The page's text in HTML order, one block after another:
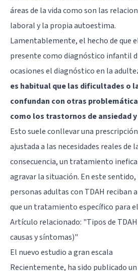
áreas de la vida como son las
laboral y la propia autoestima.
Lamentablemente, el hecho de que
presente como diagnóstico infantil
ocasiones el diagnóstico en la
es habitual que las dificultades o
confundan con otras
como los trastornos de ansiedad
Esto suele conllevar una
ajustada a las necesidades reales de
consecuencia, un tratamiento
agravar la situación. En este sentido,
personas adultas con TDAH reciban
que un tratamiento específico para
Artículo relacionado: "Tipos de
causas y síntomas)"
El nuevo estudio a gran escala
Recientemente, ha sido publicado